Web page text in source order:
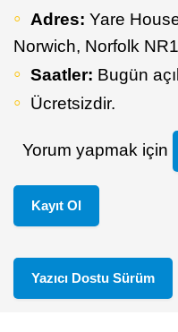
Adres: Yare
Norwich, Norfolk
Saatler: Bugün
Ücretsizdir.
Yorum yapmak için
Kayıt Ol
Yazıcı Dostu Sürüm